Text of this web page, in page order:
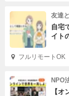
友達
自宅
イト
フルリモートOK
NPO
【